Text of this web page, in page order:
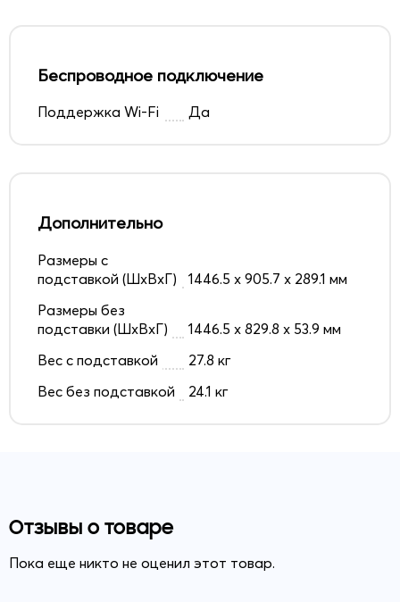
Беспроводное подключение
Поддержка Wi-Fi Да
Дополнительно
Размеры с
подставкой (ШxВxГ)
1446.5 x 905.7 x 289.1 мм
Размеры без
подставки (ШxВxГ)
1446.5 x 829.8 x 53.9 мм
Вес с подставкой
27.8 кг
Вес без подставкой
24.1 кг
Отзывы о товаре
Пока еще никто не оценил этот товар.